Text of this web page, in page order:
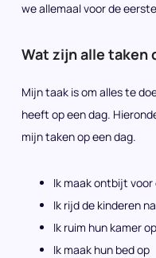
we allemaal voor de
Wat zijn alle taken
Mijn taak is om alles te
heeft op een dag.
mijn taken op een dag.
Ik maak ontbijt voor
Ik rijd de kinderen
Ik ruim hun kamer op
Ik maak hun bed op